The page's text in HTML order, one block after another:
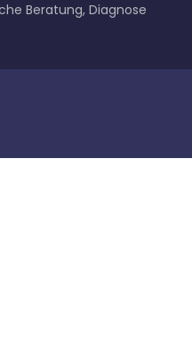
Beratung, Diagnose